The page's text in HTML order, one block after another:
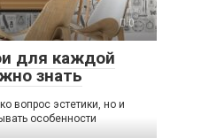
0
для каждой
знать
вопрос эстетики, но и
особенности